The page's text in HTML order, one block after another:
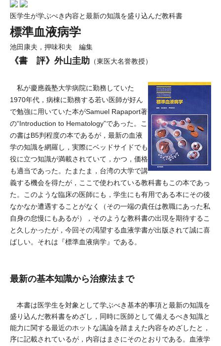
医学生が学ぶべき内容と最新の知識を盛り込んだ教科書
標準血液病学
池田康夫，押味和夫 編集
《書 評》外山圭助 （東医大名誉教授）
私が慶應義塾大学病院に勤務していた
1970年代，病棟に勤務する若い医師が好ん
で勉強に用いていた本がSamuel Rapaport著
の“Introduction to Hematology”であった。こ
の書はB5判程度の本であるが，最新の血液
学の知識を網羅し，実際にベッドサイドでも
役に立つ知識が満載されていて，かつ，価格
も適当であった。たまたま，台湾の大学で講
義する機会を得たが，ここで使われている教科書もこの本であっ
た。このような臨床の医師にも，学生にも有用である本にその後
なかなか遭遇することがなく（その一端の責任は教職にあった私
自身の怠慢にもあるが），そのような教科書の出現を期待するこ
と久しかったが，今回その渇望する血液学書が出版されて誠に喜
ばしい。それは『標準血液病学』である。
最新の基本知識から治療法まで
本書は医学生を対象として学ぶべき基本的事項と最新の知識を
盛り込んだ教科書をめざし，同時に医師として備えるべき知識と
能力に関する最近のホットな議論を踏まえた内容をめざしたと，
序に記載されているが，内容はまさにそのとおりである。血液学